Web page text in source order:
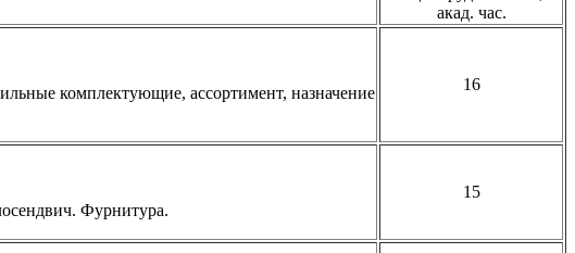
акад. час.
комплектующие, ассортимент, назначение
16
Фурнитура.
15